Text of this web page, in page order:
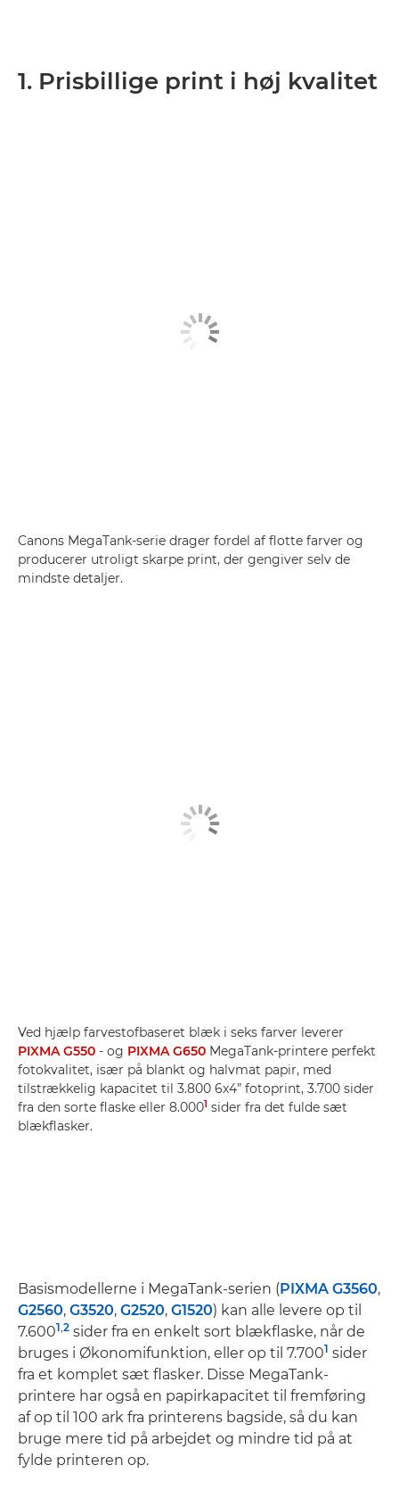
1. Prisbillige print i høj kvalitet
Canons MegaTank-serie drager fordel af flotte farver og
producerer utroligt skarpe print, der gengiver selv de
mindste detaljer.
Ved hjælp farvestofbaseret blæk i seks farver leverer
PIXMA G550 - og PIXMA G650 MegaTank-printere perfekt
fotokvalitet, især på blankt og halvmat papir, med
tilstrækkelig kapacitet til 3.800 6x4” fotoprint, 3.700 sider
fra den sorte flaske eller 8.0001 sider fra det fulde sæt
blækflasker.
Basismodellerne i MegaTank-serien (PIXMA G3560,
G2560, G3520, G2520, G1520) kan alle levere op til
7.6001,2 sider fra en enkelt sort blækflaske, når de
bruges i Økonomifunktion, eller op til 7.7001 sider
fra et komplet sæt flasker. Disse MegaTank-
printere har også en papirkapacitet til fremføring
af op til 100 ark fra printerens bagside, så du kan
bruge mere tid på arbejdet og mindre tid på at
fylde printeren op.